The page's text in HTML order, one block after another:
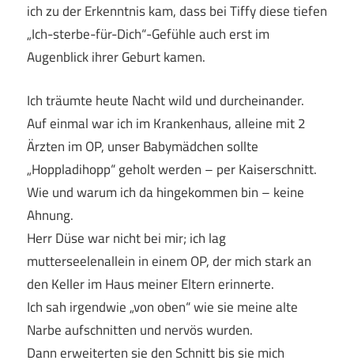
ich zu der Erkenntnis kam, dass bei Tiffy diese tiefen
„Ich-sterbe-für-Dich“-Gefühle auch erst im
Augenblick ihrer Geburt kamen.
Ich träumte heute Nacht wild und durcheinander.
Auf einmal war ich im Krankenhaus, alleine mit 2
Ärzten im OP, unser Babymädchen sollte
„Hoppladihopp“ geholt werden – per Kaiserschnitt.
Wie und warum ich da hingekommen bin – keine
Ahnung.
Herr Düse war nicht bei mir; ich lag
mutterseelenallein in einem OP, der mich stark an
den Keller im Haus meiner Eltern erinnerte.
Ich sah irgendwie „von oben“ wie sie meine alte
Narbe aufschnitten und nervös wurden.
Dann erweiterten sie den Schnitt bis sie mich